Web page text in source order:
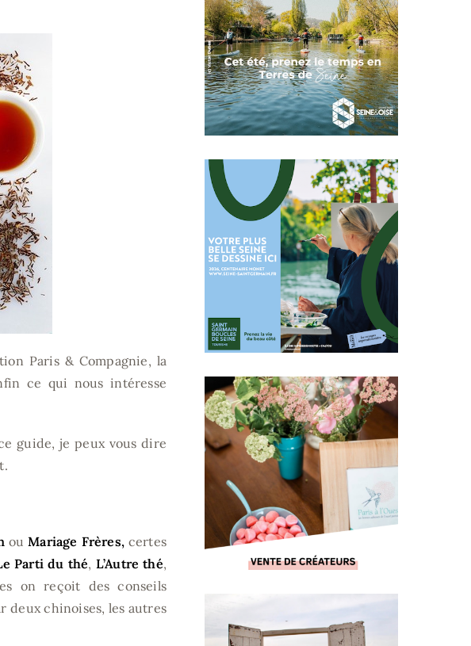
Paris & Compagnie, la
ce qui nous intéresse
guide, je peux vous dire
ouMariage Frères,certes
Parti du thé, L’Autre thé,
on reçoit des conseils
deux chinoises, les autres